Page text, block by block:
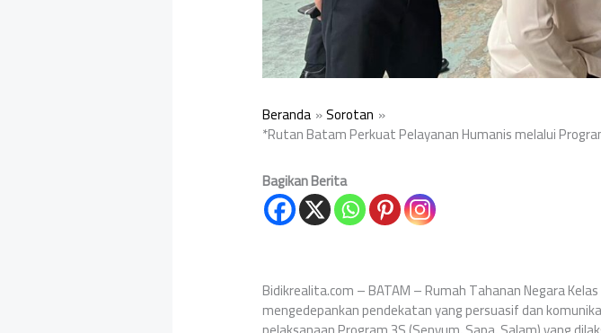
Beranda Sorotan
*Rutan Batam Perkuat Pelayanan Humanis melalui
Bagikan Berita
Bidikrealita.com – BATAM – Rumah Tahanan Negara
mengedepankan pendekatan yang persuasif dan